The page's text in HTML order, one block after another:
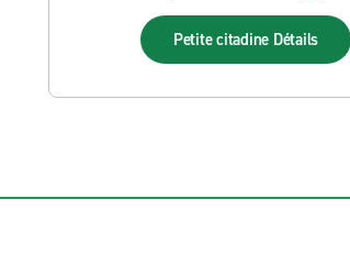
Petite citadine Détails